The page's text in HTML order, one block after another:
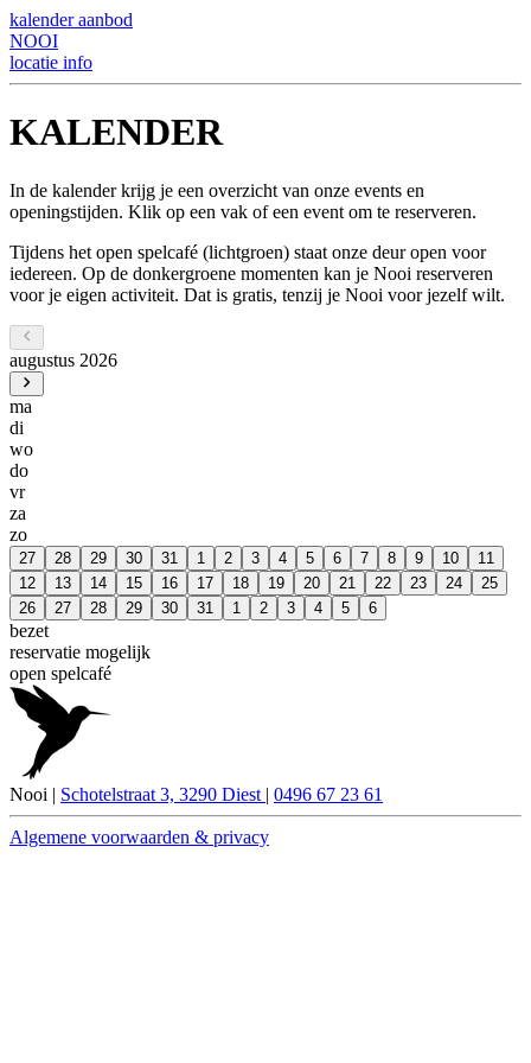
kalenderaanbod
NOOI
locatie info
KALENDER
In de kalender krijg je een overzicht van onze events en
openingstijden. Klik op een vak of een event om te reserveren.
Tijdens het open spelcafé (lichtgroen) staat onze deur open voor
iedereen. Op de donkergroene momenten kan je Nooi reserveren
voor je eigen activiteit. Dat is gratis, tenzij je Nooi voor jezelf wilt.
augustus 2026
ma
di
wo
do
vr
za
zo
27 28 29 30 31 1 2 3 4 5 6 7 8 9 10
11
12
13 14 15 16 17 18 19 20 21 22 23 24
25
26
27 28 29 30 31 1 2 3 4 5 6
bezet
reservatie mogelijk
open spelcafé
Nooi | Schotelstraat 3, 3290 Diest | 0496 67 23 61
Algemene voorwaarden & privacy